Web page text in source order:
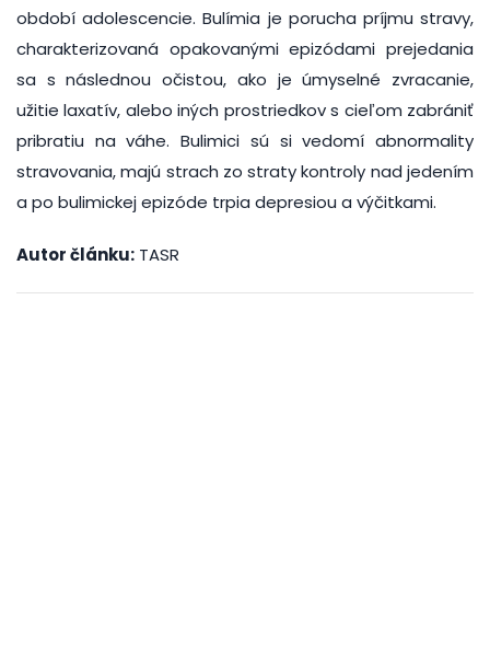
období adolescencie. Bulímia je porucha príjmu stravy,
charakterizovaná opakovanými epizódami prejedania
sa s následnou očistou, ako je úmyselné zvracanie,
užitie laxatív, alebo iných prostriedkov s cieľom zabrániť
pribratiu na váhe. Bulimici sú si vedomí abnormality
stravovania, majú strach zo straty kontroly nad jedením
a po bulimickej epizóde trpia depresiou a výčitkami.
Autor článku: TASR